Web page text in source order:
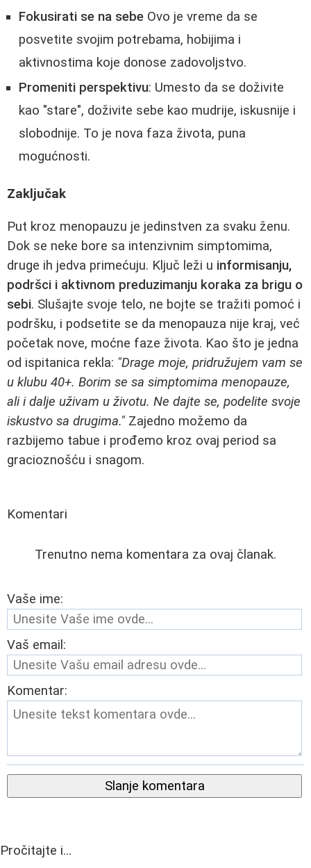
Fokusirati se na sebe Ovo je vreme da se
posvetite svojim potrebama, hobijima i
aktivnostima koje donose zadovoljstvo.
Promeniti perspektivu: Umesto da se doživite
kao "stare", doživite sebe kao mudrije, iskusnije i
slobodnije. To je nova faza života, puna
mogućnosti.
Zaključak
Put kroz menopauzu je jedinstven za svaku ženu.
Dok se neke bore sa intenzivnim simptomima,
druge ih jedva primećuju. Ključ leži u informisanju,
podršci i aktivnom preduzimanju koraka za brigu o
sebi. Slušajte svoje telo, ne bojte se tražiti pomoć i
podršku, i podsetite se da menopauza nije kraj, već
početak nove, moćne faze života. Kao što je jedna
od ispitanica rekla: "Drage moje, pridružujem vam se
u klubu 40+. Borim se sa simptomima menopauze,
ali i dalje uživam u životu. Ne dajte se, podelite svoje
iskustvo sa drugima." Zajedno možemo da
razbijemo tabue i prođemo kroz ovaj period sa
gracioznošću i snagom.
Komentari
Trenutno nema komentara za ovaj članak.
Vaše ime:
Vaš email:
Komentar:
Slanje komentara
Pročitajte i...